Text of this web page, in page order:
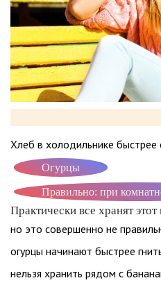
Хлеб в холодильнике быстрее
Огурцы
Правильно: при
Практически все хранят
но это совершенно не
огурцы начинают быстрее
нельзя хранить рядом с